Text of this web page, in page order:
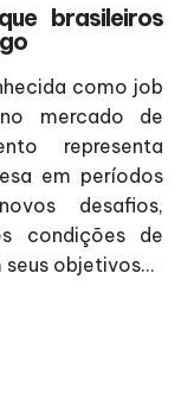
brasileiros
como job
mercado de
representa
em períodos
desafios,
condições de
objetivos...